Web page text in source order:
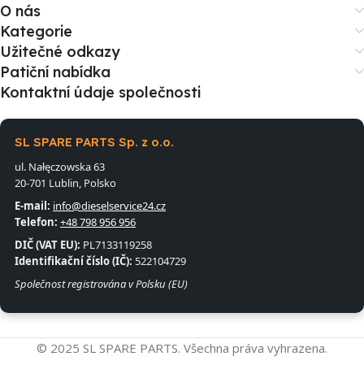
O nás
Kategorie
Užitečné odkazy
Patiční nabídka
Kontaktní údaje společnosti
SL SPARE PARTS Sp. z o.o.
ul. Nałęczowska 63
20-701 Lublin, Polsko
E-mail: info@dieselservice24.cz
Telefon: +48 798 956 956
DIČ (VAT EU): PL7133119258
Identifikační číslo (IČ): 522104729
Společnost registrována v Polsku (EU)
© 2025 SL SPARE PARTS. Všechna práva vyhrazena.